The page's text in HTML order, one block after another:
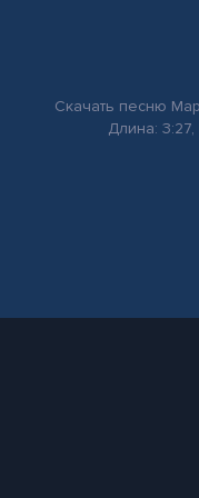
Скачать песню
Длина: